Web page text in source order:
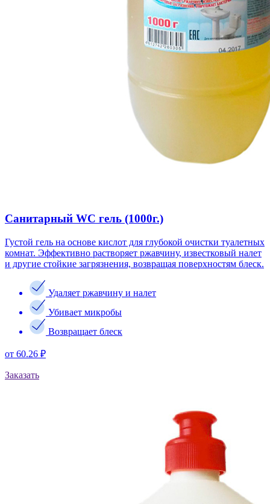
Санитарный WC гель (1000г.)
Густой гель на основе кислот для глубокой очистки туалетных
комнат. Эффективно растворяет ржавчину, известковый налет
и другие стойкие загрязнения, возвращая поверхностям блеск.
Удаляет ржавчину и налет
Убивает микробы
Возвращает блеск
от 60.26 ₽
Заказать